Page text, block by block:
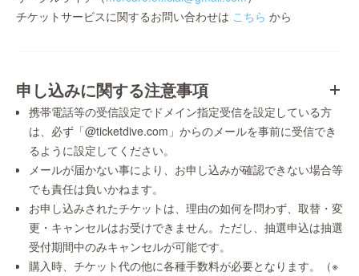
チケットサービスに関するお問い合わせは こちら から
申し込みに関する注意事項
携帯電話等の受信設定でドメイン指定受信を設定している方
は、必ず「@ticketdive.com」からのメールを事前に受信でき
るように設定してください。
メールが届かない事により、お申し込みが確認できない場合等
でも責任は負いかねます。
お申し込みされたチケットは、理由の如何を問わず、取替・変
更・キャンセルはお受けできません。ただし、抽選申込は抽選
受付期間中のみキャンセルが可能です。
購入時、チケット代の他に各種手数料が必要となります。（※